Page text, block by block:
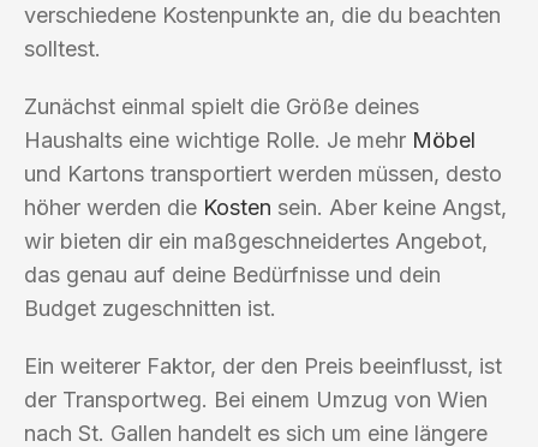
verschiedene Kostenpunkte an, die du beachten
solltest.
Zunächst einmal spielt die Größe deines
Haushalts eine wichtige Rolle. Je mehr Möbel
und Kartons transportiert werden müssen, desto
höher werden die Kosten sein. Aber keine Angst,
wir bieten dir ein maßgeschneidertes Angebot,
das genau auf deine Bedürfnisse und dein
Budget zugeschnitten ist.
Ein weiterer Faktor, der den Preis beeinflusst, ist
der Transportweg. Bei einem Umzug von Wien
nach St. Gallen handelt es sich um eine längere